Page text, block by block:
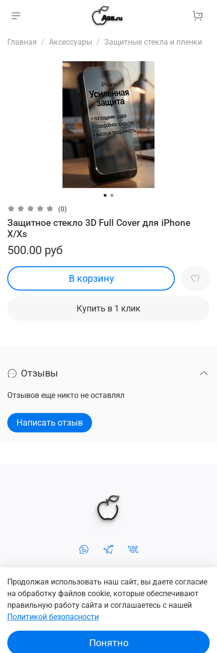
Главная Аксессуары Защитные стекла и пленки
(0)
Защитное стекло 3D Full Cover для iPhone
X/Xs
500.00 руб
В корзину
Купить в 1 клик
Отзывы
Отзывов еще никто не оставлял
Написать отзыв
+7-902-5-666-254
+7 (3952) 666-254
г. Иркутск, ул. Чехова 2, ТД Фортуна Плаза
технику
Продолжая использовать наш сайт, вы даете согласие
на обработку файлов cookie, которые обеспечивают
правильную работу сайта и соглашаетесь с нашей
Политикой безопасности
Понятно